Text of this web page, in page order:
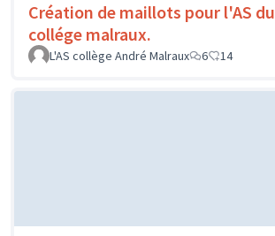
Création de maillots pour l'AS du
collége malraux.
L'AS collège André Malraux
6 14